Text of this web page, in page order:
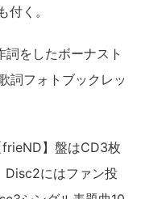
く。
をしたボーナスト
詞フォトブックレッ
】盤はCD3枚
Disc2にはファン投